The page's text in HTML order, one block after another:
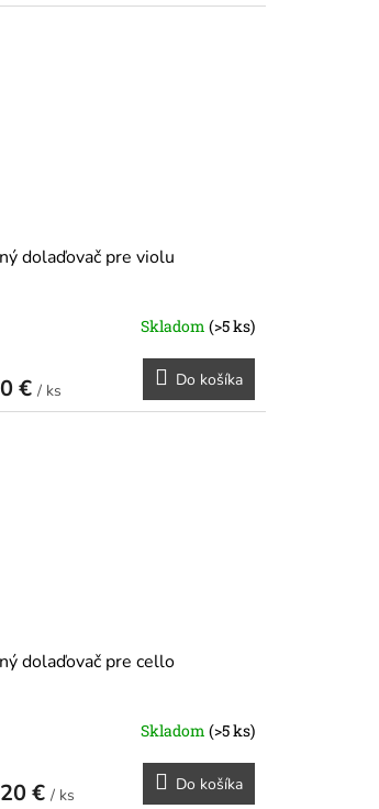
dolaďovač pre violu
Skladom (>5 ks)
€ / ks
Do košíka
dolaďovač pre cello
Skladom (>5 ks)
€ / ks
Do košíka